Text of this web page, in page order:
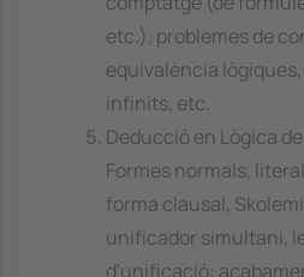
etc.), problemes de
equivalència
infinits, etc.
Deducció en Lògica
Formes normals,
forma clausal,
unificador simultani,
d'unificació: